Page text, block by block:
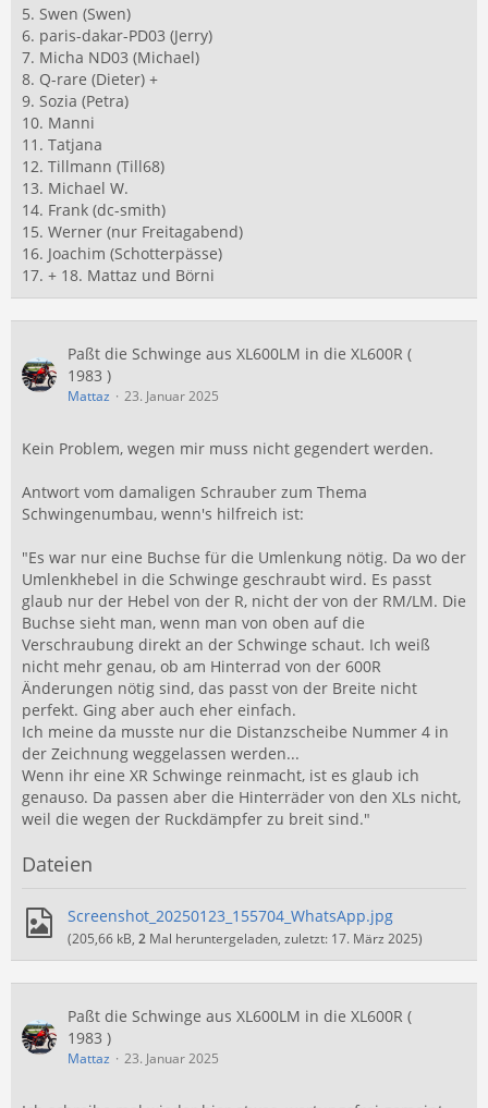
5. Swen (Swen)
6. paris-dakar-PD03 (Jerry)
7. Micha ND03 (Michael)
8. Q-rare (Dieter) +
9. Sozia (Petra)
10. Manni
11. Tatjana
12. Tillmann (Till68)
13. Michael W.
14. Frank (dc-smith)
15. Werner (nur Freitagabend)
16. Joachim (Schotterpässe)
17. + 18. Mattaz und Börni
Paßt die Schwinge aus XL600LM in die XL600R (
1983 )
Mattaz 23. Januar 2025
Kein Problem, wegen mir muss nicht gegendert werden.
Antwort vom damaligen Schrauber zum Thema
Schwingenumbau, wenn's hilfreich ist:
"Es war nur eine Buchse für die Umlenkung nötig. Da wo der
Umlenkhebel in die Schwinge geschraubt wird. Es passt
glaub nur der Hebel von der R, nicht der von der RM/LM. Die
Buchse sieht man, wenn man von oben auf die
Verschraubung direkt an der Schwinge schaut. Ich weiß
nicht mehr genau, ob am Hinterrad von der 600R
Änderungen nötig sind, das passt von der Breite nicht
perfekt. Ging aber auch eher einfach.
Ich meine da musste nur die Distanzscheibe Nummer 4 in
der Zeichnung weggelassen werden...
Wenn ihr eine XR Schwinge reinmacht, ist es glaub ich
genauso. Da passen aber die Hinterräder von den XLs nicht,
weil die wegen der Ruckdämpfer zu breit sind."
Dateien
Screenshot_20250123_155704_WhatsApp.jpg
(205,66 kB, 2 Mal heruntergeladen, zuletzt: 17. März 2025)
Paßt die Schwinge aus XL600LM in die XL600R (
1983 )
Mattaz 23. Januar 2025